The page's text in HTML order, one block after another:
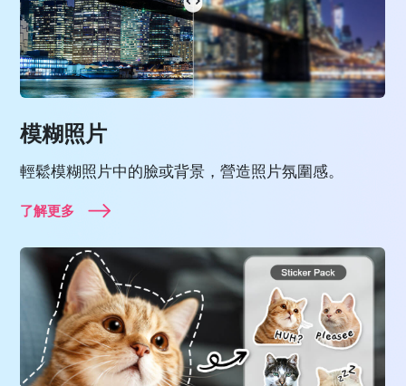
模糊照片
輕鬆模糊照片中的臉或背景，營造照片氛圍感。
了解更多